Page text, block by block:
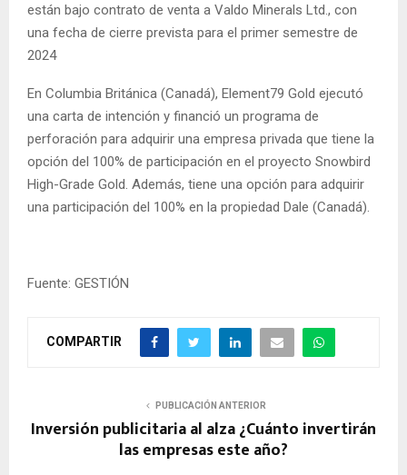
están bajo contrato de venta a Valdo Minerals Ltd., con
una fecha de cierre prevista para el primer semestre de
2024
En Columbia Británica (Canadá), Element79 Gold ejecutó
una carta de intención y financió un programa de
perforación para adquirir una empresa privada que tiene la
opción del 100% de participación en el proyecto Snowbird
High-Grade Gold. Además, tiene una opción para adquirir
una participación del 100% en la propiedad Dale (Canadá).
Fuente: GESTIÓN
COMPARTIR
PUBLICACIÓN ANTERIOR
Inversión publicitaria al alza ¿Cuánto invertirán
las empresas este año?